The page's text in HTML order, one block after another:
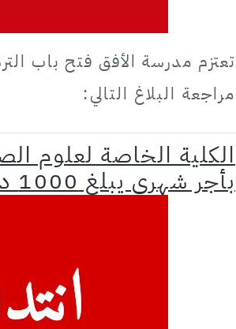
تعتزم مدرسة الأفق فتح باب
مراجعة البلاغ التالي:
الكلية الخاصة لعلوم
بأجر شهري يبلغ 1000 دينار